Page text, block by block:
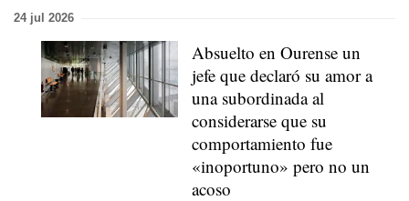
24 jul 2026
Absuelto en Ourense un
jefe que declaró su amor a
una subordinada al
considerarse que su
comportamiento fue
«inoportuno» pero no un
acoso